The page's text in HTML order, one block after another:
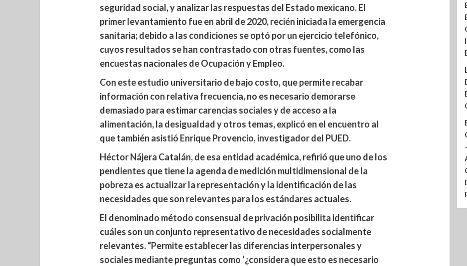
seguridad social, y analizar las respuestas del Estado mexicano. El
primer levantamiento fue en abril de 2020, recién iniciada la emergencia
sanitaria; debido a las condiciones se optó por un ejercicio telefónico,
cuyos resultados se han contrastado con otras fuentes, como las
encuestas nacionales de Ocupación y Empleo.
Con este estudio universitario de bajo costo, que permite recabar
información con relativa frecuencia, no es necesario demorarse
demasiado para estimar carencias sociales y de acceso a la
alimentación, la desigualdad y otros temas, explicó en el encuentro al
que también asistió Enrique Provencio, investigador del PUED.
Héctor Nájera Catalán, de esa entidad académica, refirió que uno de los
pendientes que tiene la agenda de medición multidimensional de la
pobreza es actualizar la representación y la identificación de las
necesidades que son relevantes para los estándares actuales.
El denominado método consensual de privación posibilita identificar
cuáles son un conjunto representativo de necesidades socialmente
relevantes. “Permite establecer las diferencias interpersonales y
sociales mediante preguntas como ‘¿considera que esto es necesario